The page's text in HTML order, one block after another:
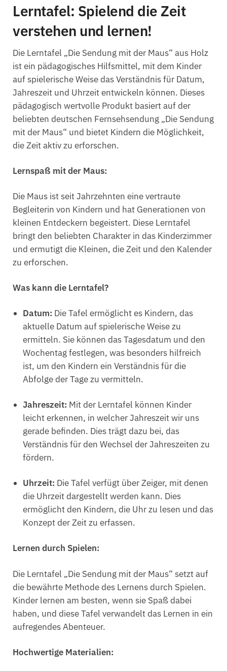
Lerntafel: Spielend die Zeit
verstehen und lernen!
Die Lerntafel „Die Sendung mit der Maus“ aus Holz
ist ein pädagogisches Hilfsmittel, mit dem Kinder
auf spielerische Weise das Verständnis für Datum,
Jahreszeit und Uhrzeit entwickeln können. Dieses
pädagogisch wertvolle Produkt basiert auf der
beliebten deutschen Fernsehsendung „Die Sendung
mit der Maus“ und bietet Kindern die Möglichkeit,
die Zeit aktiv zu erforschen.
Lernspaß mit der Maus:
Die Maus ist seit Jahrzehnten eine vertraute
Begleiterin von Kindern und hat Generationen von
kleinen Entdeckern begeistert. Diese Lerntafel
bringt den beliebten Charakter in das Kinderzimmer
und ermutigt die Kleinen, die Zeit und den Kalender
zu erforschen.
Was kann die Lerntafel?
Datum: Die Tafel ermöglicht es Kindern, das
aktuelle Datum auf spielerische Weise zu
ermitteln. Sie können das Tagesdatum und den
Wochentag festlegen, was besonders hilfreich
ist, um den Kindern ein Verständnis für die
Abfolge der Tage zu vermitteln.
Jahreszeit: Mit der Lerntafel können Kinder
leicht erkennen, in welcher Jahreszeit wir uns
gerade befinden. Dies trägt dazu bei, das
Verständnis für den Wechsel der Jahreszeiten zu
fördern.
Uhrzeit: Die Tafel verfügt über Zeiger, mit denen
die Uhrzeit dargestellt werden kann. Dies
ermöglicht den Kindern, die Uhr zu lesen und das
Konzept der Zeit zu erfassen.
Lernen durch Spielen:
Die Lerntafel „Die Sendung mit der Maus“ setzt auf
die bewährte Methode des Lernens durch Spielen.
Kinder lernen am besten, wenn sie Spaß dabei
haben, und diese Tafel verwandelt das Lernen in ein
aufregendes Abenteuer.
Hochwertige Materialien: